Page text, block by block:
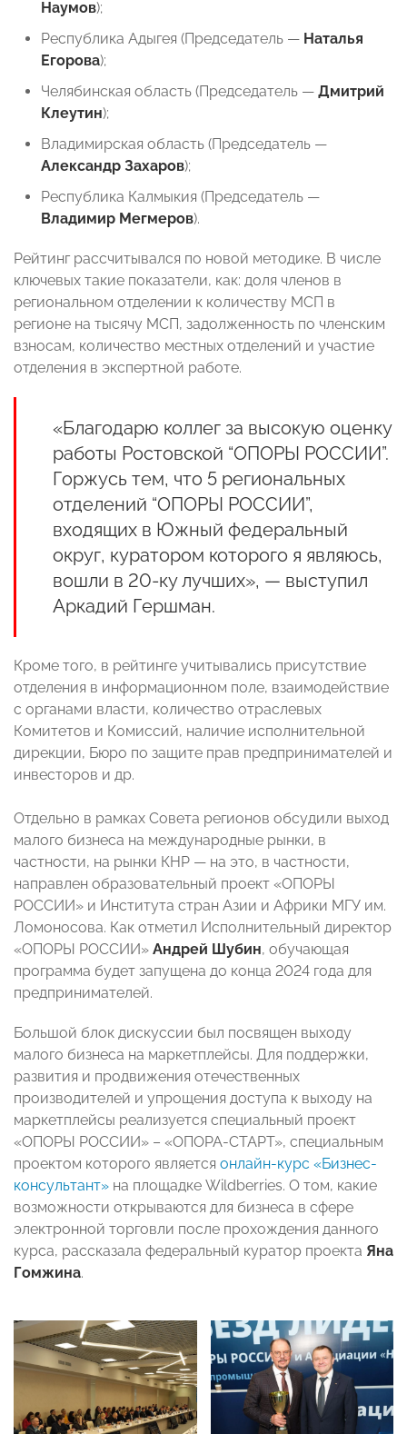
Наумов);
Республика Адыгея (Председатель — Наталья
Егорова);
Челябинская область (Председатель — Дмитрий
Клеутин);
Владимирская область (Председатель —
Александр Захаров);
Республика Калмыкия (Председатель —
Владимир Мегмеров).
Рейтинг рассчитывался по новой методике. В числе
ключевых такие показатели, как: доля членов в
региональном отделении к количеству МСП в
регионе на тысячу МСП, задолженность по членским
взносам, количество местных отделений и участие
отделения в экспертной работе.
«Благодарю коллег за высокую оценку
работы Ростовской “ОПОРЫ РОССИИ”.
Горжусь тем, что 5 региональных
отделений “ОПОРЫ РОССИИ”,
входящих в Южный федеральный
округ, куратором которого я являюсь,
вошли в 20-ку лучших», — выступил
Аркадий Гершман.
Кроме того, в рейтинге учитывались присутствие
отделения в информационном поле, взаимодействие
с органами власти, количество отраслевых
Комитетов и Комиссий, наличие исполнительной
дирекции, Бюро по защите прав предпринимателей и
инвесторов и др.
Отдельно в рамках Совета регионов обсудили выход
малого бизнеса на международные рынки, в
частности, на рынки КНР — на это, в частности,
направлен образовательный проект «ОПОРЫ
РОССИИ» и Института стран Азии и Африки МГУ им.
Ломоносова. Как отметил Исполнительный директор
«ОПОРЫ РОССИИ» Андрей Шубин, обучающая
программа будет запущена до конца 2024 года для
предпринимателей.
Большой блок дискуссии был посвящен выходу
малого бизнеса на маркетплейсы. Для поддержки,
развития и продвижения отечественных
производителей и упрощения доступа к выходу на
маркетплейсы реализуется специальный проект
«ОПОРЫ РОССИИ» – «ОПОРА-СТАРТ», специальным
проектом которого является онлайн-курс «Бизнес-
консультант» на площадке Wildberries. О том, какие
возможности открываются для бизнеса в сфере
электронной торговли после прохождения данного
курса, рассказала федеральный куратор проекта Яна
Гомжина.